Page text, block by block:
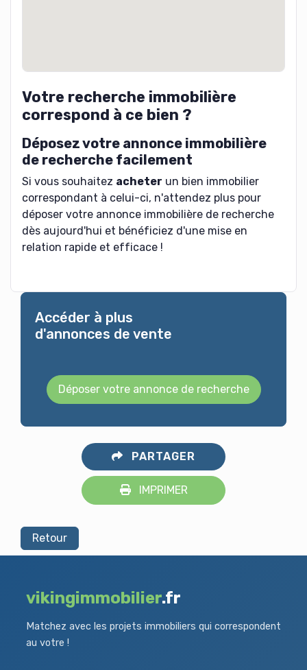
Votre recherche immobilière
correspond à ce bien ?
Déposez votre annonce immobilière
de recherche facilement
Si vous souhaitez acheter un bien immobilier
correspondant à celui-ci, n'attendez plus pour
déposer votre annonce immobilière de recherche
dès aujourd'hui et bénéficiez d'une mise en
relation rapide et efficace !
Accéder à plus
d'annonces de vente
Déposer votre annonce de recherche
PARTAGER
IMPRIMER
Retour
vikingimmobilier.fr
Matchez avec les projets immobiliers qui correspondent
au votre !